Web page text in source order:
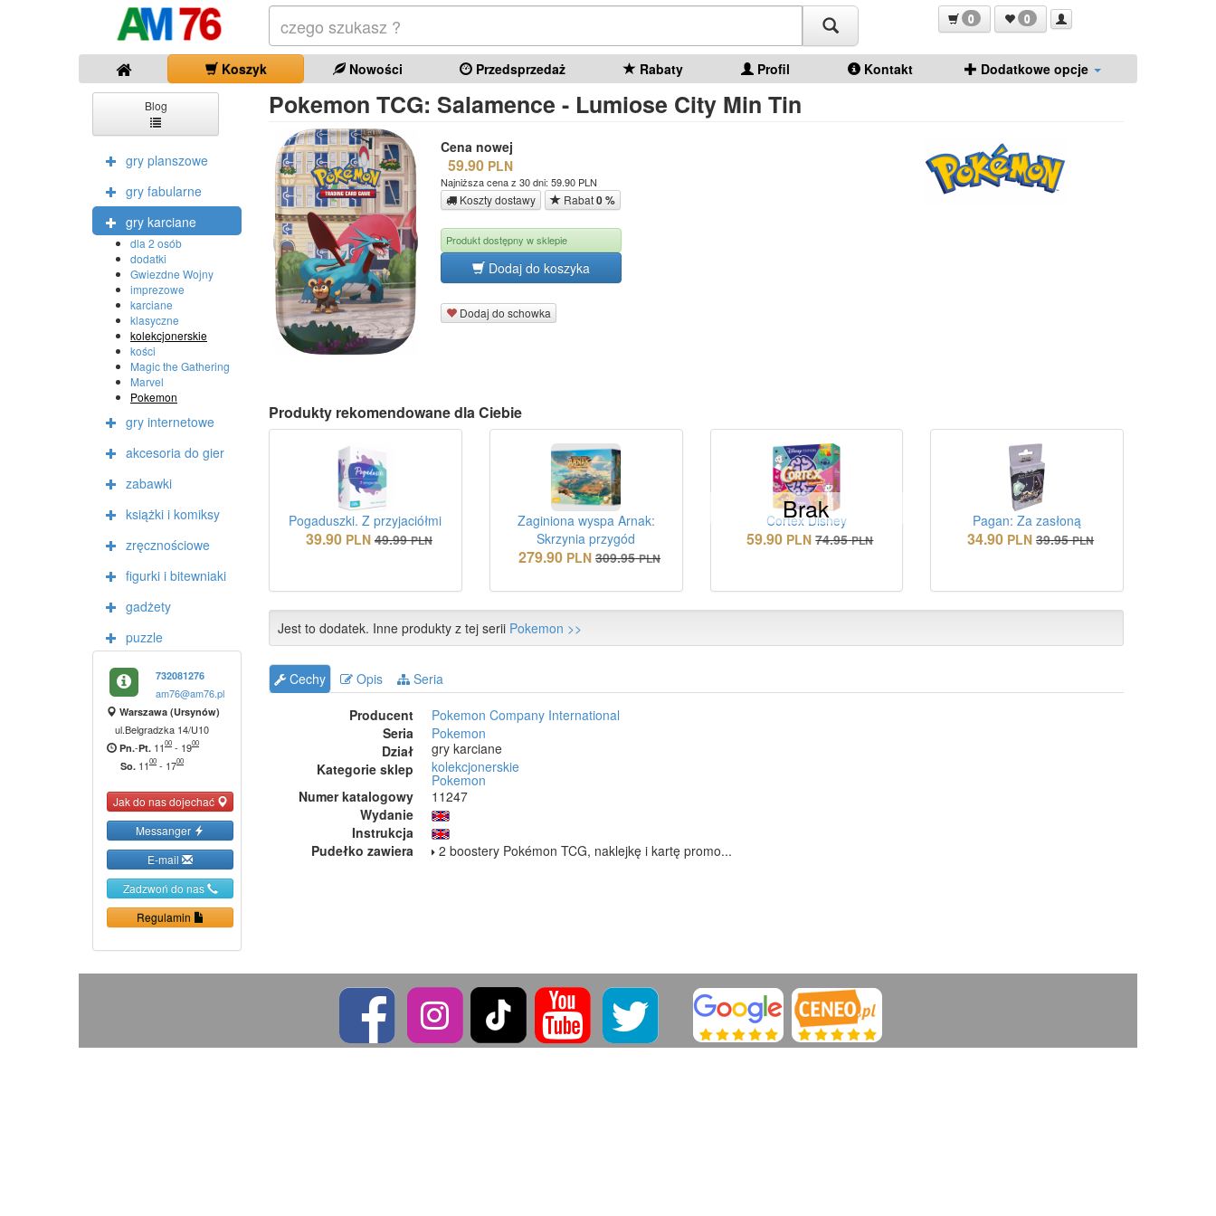
0 0
Koszyk Nowości Przedsprzedaż Rabaty Profil Kontakt Dodatkowe opcje
Blog
gry planszowe
gry fabularne
gry karciane
dla 2 osób
dodatki
Gwiezdne Wojny
imprezowe
karciane
klasyczne
kolekcjonerskie
kości
Magic the Gathering
Marvel
Pokemon
gry internetowe
akcesoria do gier
zabawki
książki i komiksy
zręcznościowe
figurki i bitewniaki
gadżety
puzzle
732081276
am76@am76.pl
Warszawa (Ursynów)
ul.Belgradzka 14/U10
Pn.-Pt. 1100 - 1900
So. 1100 - 1700
Jak do nas dojechać
Messanger
E-mail
Zadzwoń do nas
Regulamin
Pokemon TCG: Salamence - Lumiose City Min Tin
Cena nowej
59.90 PLN
Najniższa cena z 30 dni: 59.90 PLN
Koszty dostawy Rabat0 %
Produkt dostępny w sklepie
Dodaj do koszyka
Dodaj do schowka
Produkty rekomendowane dla Ciebie
Pogaduszki. Z przyjaciółmi
39.90 PLN 49.99 PLN
Zaginiona wyspa Arnak:
Skrzynia przygód
279.90 PLN 309.95 PLN
Brak
Cortex Disney
59.90 PLN 74.95 PLN
Pagan: Za zasłoną
34.90 PLN 39.95 PLN
Jest to dodatek. Inne produkty z tej serii Pokemon >>
Cechy Opis
Seria
Producent
Pokemon Company International
Seria
Pokemon
Dział
gry karciane
Kategorie sklep
kolekcjonerskie
Pokemon
Numer katalogowy
11247
Wydanie
Instrukcja
Pudełko zawiera
2 boostery Pokémon TCG, naklejkę i kartę promo...